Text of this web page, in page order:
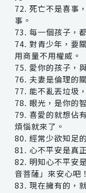
72. 死亡不是喜事
事。
73. 每一個孩子，
74. 對青少年，要
用商量不用權威。
75. 愛你的孩子，
76. 夫妻是倫理的
77. 能不亂丟垃圾
78. 眼光，是你的
79. 喜愛的就想佔
煩惱就來了。
80. 經常少欲知足
81. 心不平安是真
82. 明知心不平安
音菩薩」來安心吧！
83. 現在擁有的，